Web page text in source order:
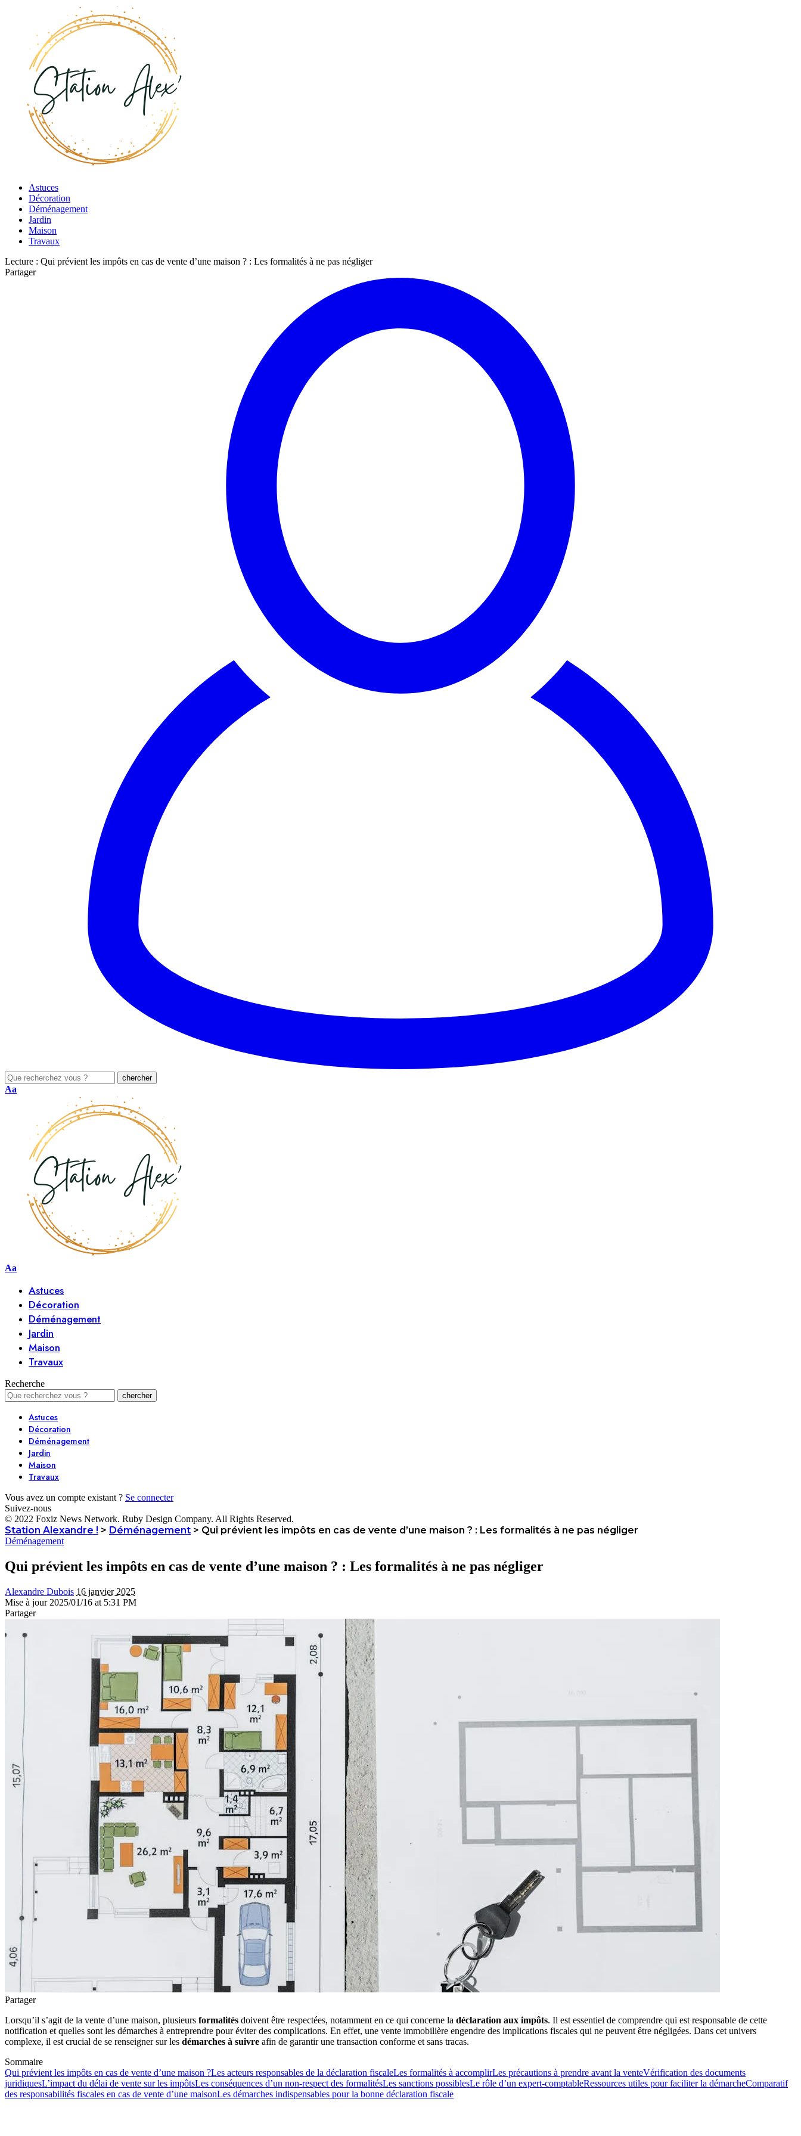
Astuces
Décoration
Déménagement
Jardin
Maison
Travaux
Lecture : Qui prévient les impôts en cas de vente d’une maison ? : Les formalités à ne pas négliger
Partager
Aa
Aa
Astuces
Décoration
Déménagement
Jardin
Maison
Travaux
Recherche
Astuces
Décoration
Déménagement
Jardin
Maison
Travaux
Vous avez un compte existant ? Se connecter
Suivez-nous
© 2022 Foxiz News Network. Ruby Design Company. All Rights Reserved.
Station Alexandre ! > Déménagement > Qui prévient les impôts en cas de vente d’une maison ? : Les formalités à ne pas négliger
Déménagement
Qui prévient les impôts en cas de vente d’une maison ? : Les formalités à ne pas négliger
Alexandre Dubois 16 janvier 2025
Mise à jour 2025/01/16 at 5:31 PM
Partager
Partager
Lorsqu’il s’agit de la vente d’une maison, plusieurs formalités doivent être respectées, notamment en ce qui concerne la déclaration aux impôts. Il est essentiel de comprendre qui est responsable de cette
notification et quelles sont les démarches à entreprendre pour éviter des complications. En effet, une vente immobilière engendre des implications fiscales qui ne peuvent être négligées. Dans cet univers
complexe, il est crucial de se renseigner sur les démarches à suivre afin de garantir une transaction conforme et sans tracas.
Sommaire
Qui prévient les impôts en cas de vente d’une maison ?Les acteurs responsables de la déclaration fiscaleLes formalités à accomplirLes précautions à prendre avant la venteVérification des documents
juridiquesL’impact du délai de vente sur les impôtsLes conséquences d’un non-respect des formalitésLes sanctions possiblesLe rôle d’un expert-comptableRessources utiles pour faciliter la démarcheComparatif
des responsabilités fiscales en cas de vente d’une maisonLes démarches indispensables pour la bonne déclaration fiscale